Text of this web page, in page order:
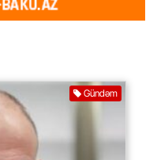
Gündəm